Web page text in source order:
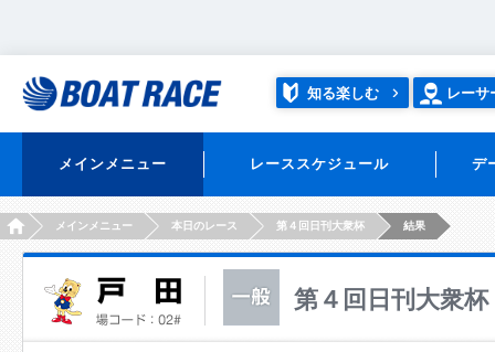
知る楽しむ レーサ
メインメニュー レーススケジュール デ
HOMEメインメニュー 本日のレース 第４回日刊大衆杯 結果
第４回日刊大衆杯